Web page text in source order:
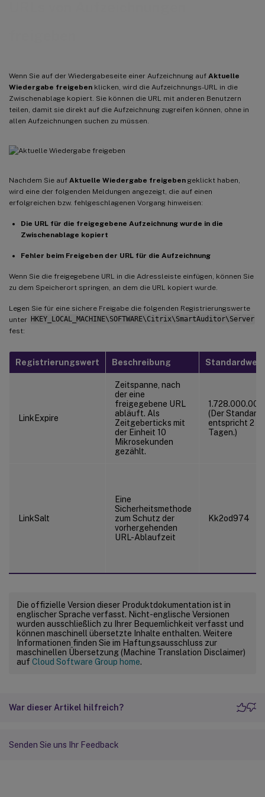
Wenn Sie auf der Wiedergabeseite einer Aufzeichnung auf Aktuelle
Wiedergabe freigeben klicken, wird die Aufzeichnungs-URL in die
Zwischenablage kopiert. Sie können die URL mit anderen Benutzern
teilen, damit sie direkt auf die Aufzeichnung zugreifen können, ohne in
allen Aufzeichnungen suchen zu müssen.
Nachdem Sie auf Aktuelle Wiedergabe freigeben geklickt haben,
wird eine der folgenden Meldungen angezeigt, die auf einen
erfolgreichen bzw. fehlgeschlagenen Vorgang hinweisen:
Die URL für die freigegebene Aufzeichnung wurde in die
Zwischenablage kopiert
Fehler beim Freigeben der URL für die Aufzeichnung
Wenn Sie die freigegebene URL in die Adressleiste einfügen, können Sie
zu dem Speicherort springen, an dem die URL kopiert wurde.
Legen Sie für eine sichere Freigabe die folgenden Registrierungswerte
unter HKEY_LOCAL_MACHINE\SOFTWARE\Citrix\SmartAuditor\Server
fest:
Registrierungswert Beschreibung Standardwert
LinkExpire
Zeitspanne, nach
der eine
freigegebene URL
abläuft. Als
Zeitgeberticks mit
der Einheit 10
Mikrosekunden
gezählt.
(Der
entspricht 2
Tagen.)
LinkSalt
Eine
Sicherheitsmethode
zum Schutz der
vorhergehenden
URL-Ablaufzeit
Kk2od974
Die offizielle Version dieser Produktdokumentation ist in
englischer Sprache verfasst. Nicht-englische Versionen
wurden ausschließlich zu Ihrer Bequemlichkeit verfasst und
können maschinell übersetzte Inhalte enthalten. Weitere
Informationen finden Sie im Haftungsausschluss zur
maschinellen Übersetzung (Machine Translation Disclaimer)
auf Cloud Software Group home.
War dieser Artikel hilfreich?
Senden Sie uns Ihr Feedback